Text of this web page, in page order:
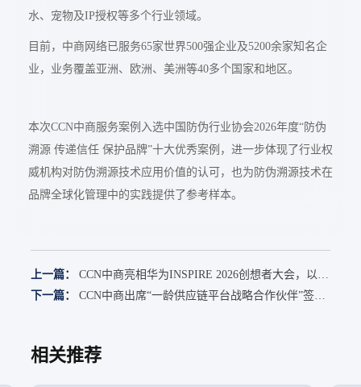
水、宠物及IP授权等多个行业领域。
目前，中商网络已服务65家世界500强企业及5200余家知名企
业，业务覆盖亚洲、欧洲、美洲等40多个国家和地区。
本次CCN中商服务案例入选中国防伪行业协会2026年度“防伪
溯源 传递信任 保护品牌”十大优秀案例，进一步体现了行业权
威机构对防伪溯源技术应用价值的认可，也为防伪溯源技术在
品牌全球化管理中的实践提供了参考样本。
上一篇：
CCN中商亮相华为INSPIRE 2026创想者大会，以一
物一码助力企业迈向数智化新时代。
下一篇：
CCN中商出席“一龄供应链平台战略合作伙伴”签约
相关推荐